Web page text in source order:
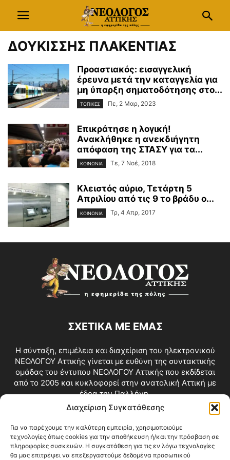
Διαχείριση Συγκατάθεσης
Για να παρέχουμε την καλύτερη εμπειρία, χρησιμοποιούμε
τεχνολογίες όπως cookies για την αποθήκευση ή/και την πρόσβαση σε
πληροφορίες συσκευών. Η συγκατάθεση για τις εν λόγω τεχνολογίες
θα μας επιτρέψει να επεξεργαστούμε δεδομένα προσωπικού
ΔΟΥΚΙΣΣΗΣ ΠΛΑΚΕΝΤΙΑΣ
Προαστιακός: εισαγγελική
έρευνα μετά την καταγγελία για
μη ύπαρξη σηματοδότησης στο...
ΤΟΠΙΚΕΣ Πε, 2 Μαρ, 2023
Επικράτησε η λογική!
Ανακλήθηκε η ανεκδιήγητη
απόφαση της ΣΤΑΣΥ για τα...
ΚΟΙΝΩΝΙΑ Τε, 7 Νοέ, 2018
Κλειστός αύριο, Τετάρτη 5
Απριλίου από τις 9 το βράδυ ο...
ΚΟΙΝΩΝΙΑ Τρ, 4 Απρ, 2017
ΣΧΕΤΙΚΑ ΜΕ ΕΜΑΣ
Η σύνταξη, επιμέλεια και διαχείριση του ηλεκτρονικού
ΝΕΟΛΟΓΟΥ Αττικής γίνεται με ευθύνη της συντακτικής
ομάδας του έντυπου ΝΕΟΛΟΓΟΥ Αττικής που εκδίδεται
από το 2005 και κυκλοφορεί στην ανατολική Αττική με
έδρα την Παλλήνη.
Επικοινωνία:info@neologosattikis.gr
ΑΚΟΛΟΥΘΗΣΕ ΜΑΣ